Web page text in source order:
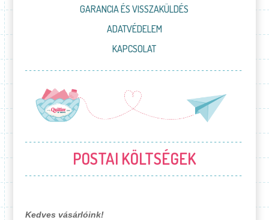
GARANCIA ÉS VISSZAKÜLDÉS
ADATVÉDELEM
KAPCSOLAT
POSTAI KÖLTSÉGEK
Kedves vásárlóink!